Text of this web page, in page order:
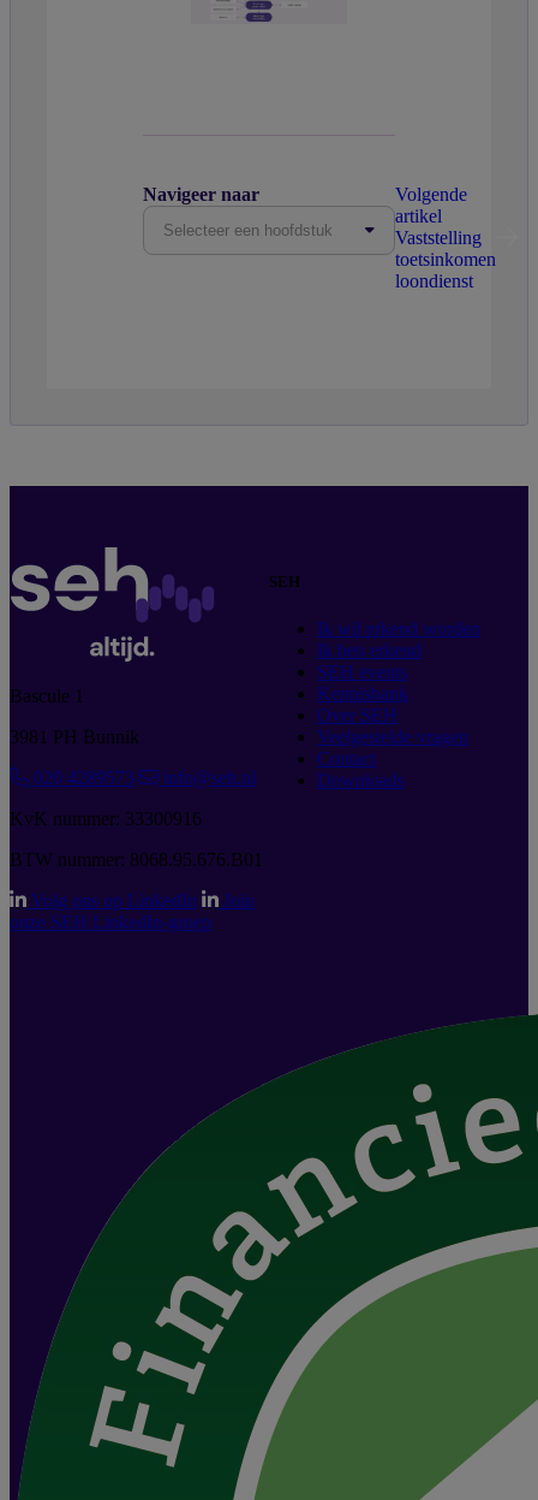
Navigeer naar
Selecteer een hoofdstuk
Volgende
artikel
Vaststelling
toetsinkomen
loondienst
Bascule 1
3981 PH Bunnik
020 4289573
info@seh.nl
KvK nummer: 33300916
BTW nummer: 8068.95.676.B01
Volg ons op LinkedIn
Join
onze SEH LinkedIn-groep
SEH
Ik wil erkend worden
Ik ben erkend
SEH events
Kennisbank
Over SEH
Veelgestelde vragen
Contact
Downloads